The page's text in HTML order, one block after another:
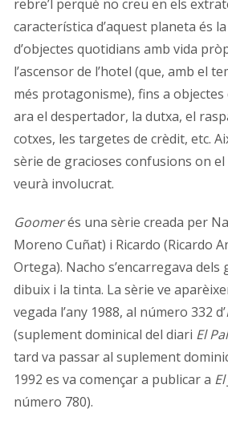
rebre’l perquè no creu en els
característica d’aquest planeta és
d’objectes quotidians amb vida
l’ascensor de l’hotel (que, amb el
més protagonisme), fins a
ara el despertador, la dutxa, el
cotxes, les targetes de crèdit, etc.
sèrie de gracioses confusions on
veurà involucrat.
Goomerés una sèrie creada per
Moreno Cuñat) i Ricardo (Ricardo
Ortega). Nacho s’encarregava dels
dibuix i la tinta. La sèrie ve
vegada l’any 1988, al número 332 d’
(suplement dominical del diari El
tard va passar al suplement
1992 es va començar a publicar a
número 780).